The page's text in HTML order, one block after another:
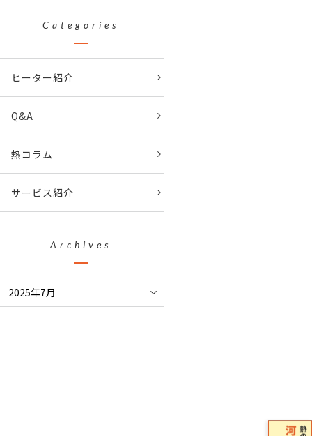
Categories
ヒーター紹介
Q&A
熱コラム
サービス紹介
Archives